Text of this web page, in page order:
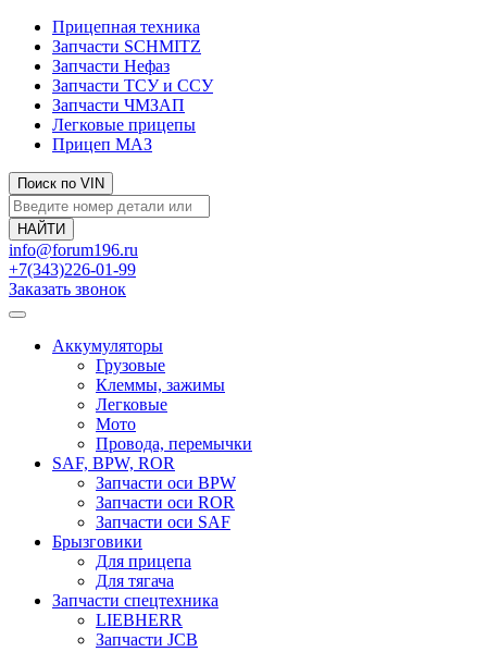
Прицепная техника
Запчасти SCHMITZ
Запчасти Нефаз
Запчасти ТСУ и ССУ
Запчасти ЧМЗАП
Легковые прицепы
Прицеп МАЗ
Поиск по VIN
info@forum196.ru
+7(343)226-01-99
Заказать звонок
Аккумуляторы
Грузовые
Клеммы, зажимы
Легковые
Мото
Провода, перемычки
SAF, BPW, ROR
Запчасти оси BPW
Запчасти оси ROR
Запчасти оси SAF
Брызговики
Для прицепа
Для тягача
Запчасти спецтехника
LIEBHERR
Запчасти JCB